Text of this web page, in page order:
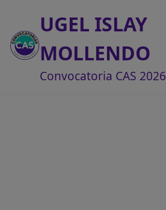
UGEL ISLAY
MOLLENDO
Convocatoria CAS 2026